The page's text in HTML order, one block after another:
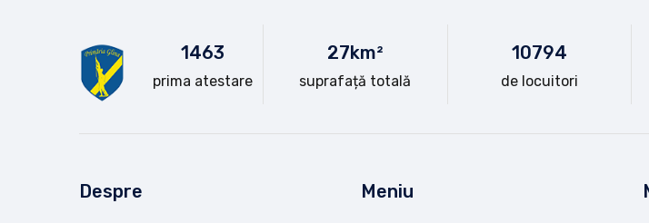
1563
prima atestare
28km²
suprafață totală
10794
de locuitori
Despre Meniu